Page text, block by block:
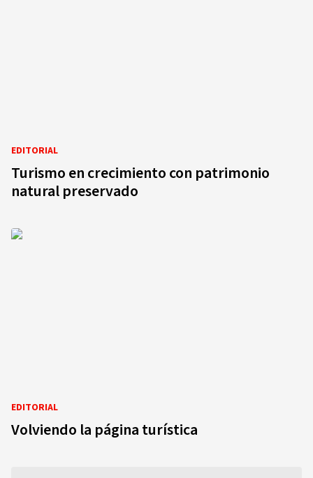
EDITORIAL
Turismo en crecimiento con patrimonio
natural preservado
EDITORIAL
Volviendo la página turística